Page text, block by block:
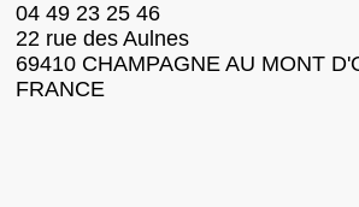
04 49 23 25 46
22 rue des Aulnes
69410 CHAMPAGNE AU MONT
FRANCE